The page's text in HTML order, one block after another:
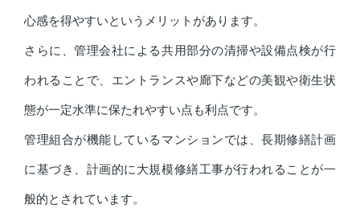
心感を得やすいというメリットがあります。
さらに、管理会社による共用部分の清掃や設備点検が行
われることで、エントランスや廊下などの美観や衛生状
態が一定水準に保たれやすい点も利点です。
管理組合が機能しているマンションでは、長期修繕計画
に基づき、計画的に大規模修繕工事が行われることが一
般的とされています。